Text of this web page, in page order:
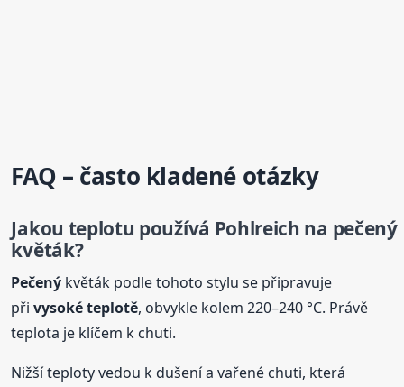
FAQ – často kladené otázky
Jakou teplotu používá Pohlreich na pečený
květák?
Pečený květák podle tohoto stylu se připravuje
přivysoké teplotě, obvykle kolem 220–240 °C. Právě
teplota je klíčem k chuti.
Nižší teploty vedou k dušení a vařené chuti, která